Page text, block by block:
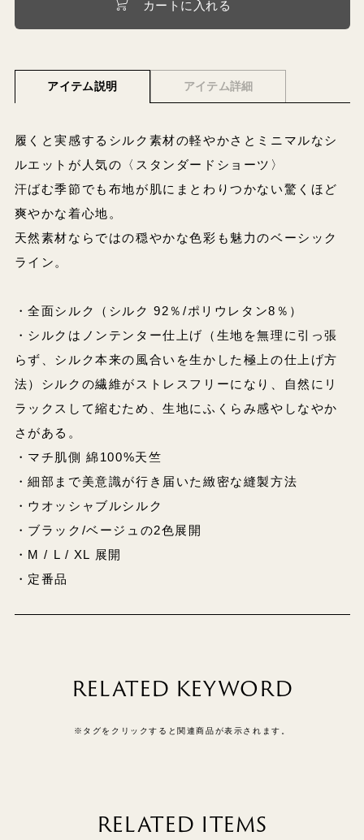
カートに入れる
アイテム説明 アイテム詳細
履くと実感するシルク素材の軽やかさとミニマルなシ
ルエットが人気の〈スタンダードショーツ〉
汗ばむ季節でも布地が肌にまとわりつかない驚くほど
爽やかな着心地。
天然素材ならではの穏やかな色彩も魅力のベーシック
ライン。
・全面シルク（シルク 92％/ポリウレタン8％）
・シルクはノンテンター仕上げ（生地を無理に引っ張
らず、シルク本来の風合いを生かした極上の仕上げ方
法）シルクの繊維がストレスフリーになり、自然にリ
ラックスして縮むため、生地にふくらみ感やしなやか
さがある。
・マチ肌側 綿100%天竺
・細部まで美意識が行き届いた緻密な縫製方法
・ウオッシャブルシルク
・ブラック/ベージュの2色展開
・M / L / XL 展開
・定番品
RELATED KEYWORD
※タグをクリックすると関連商品が表示されます。
RELATED ITEMS